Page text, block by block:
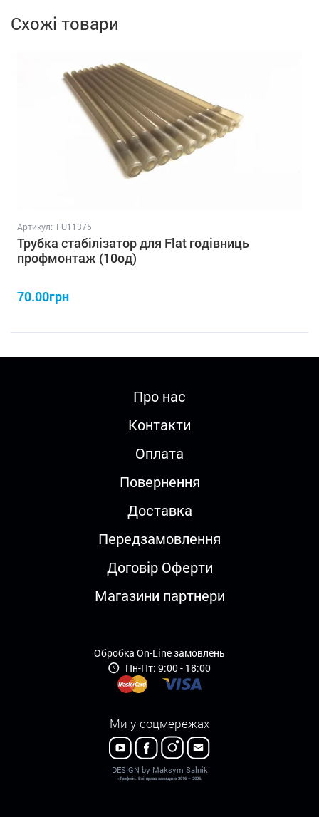
Схожі товари
Артикул: FU11375
Трубка стабілізатор для Flat годівниць
профмонтаж (10од)
70.00грн
Про нас
Контакти
Оплата
Повернення
Доставка
Передзамовлення
Договір Оферти
Магазини партнери
Обробка On-Line замовлень
Пн-Пт: 9:00 - 18:00
Ми у соцмережах
DESIGN by Maksym Salnik
«Трофей». Всі права захищено 2016 – 2026.